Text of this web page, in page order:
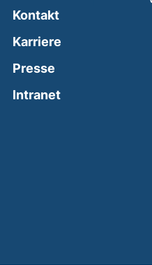
Kontakt
Karriere
Presse
Intranet(external link,